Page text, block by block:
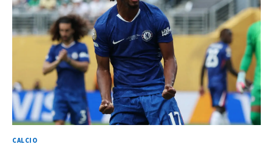
CALCIO